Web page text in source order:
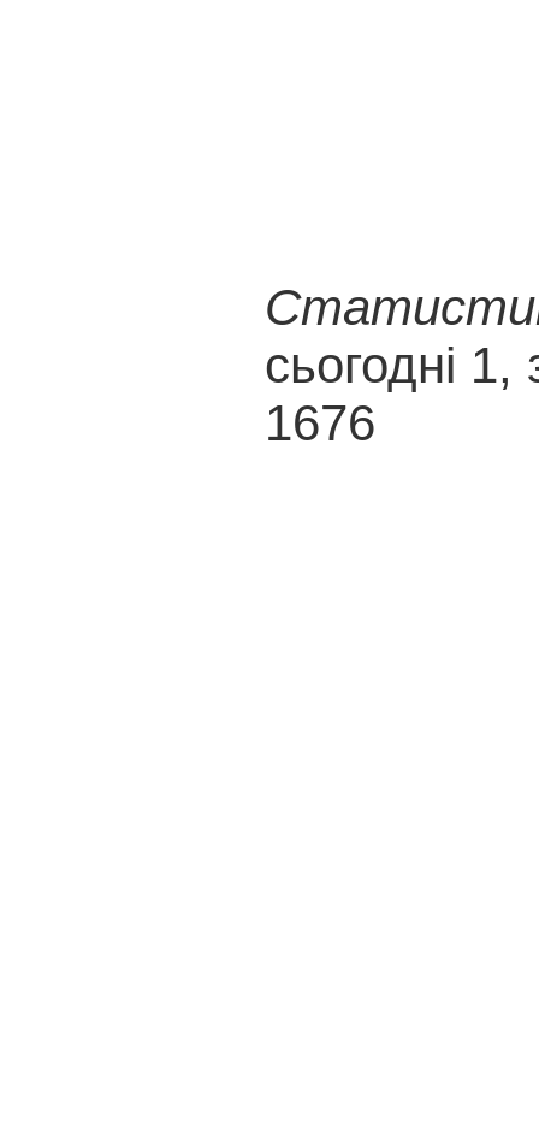
сьогодні 1,
1676